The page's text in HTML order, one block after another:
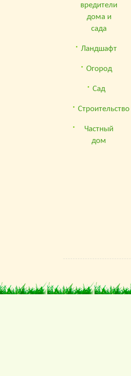
вредители
дома и
сада
Ландшафт
Огород
Сад
Строительство
Частный
дом